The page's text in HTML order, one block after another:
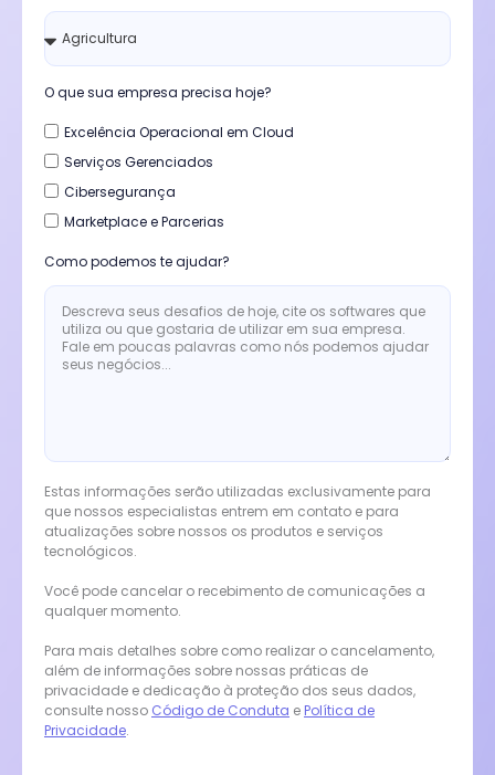
O que sua empresa precisa hoje?
Excelência Operacional em Cloud
Serviços Gerenciados
Cibersegurança
Marketplace e Parcerias
Como podemos te ajudar?
Estas informações serão utilizadas exclusivamente para
que nossos especialistas entrem em contato e para
atualizações sobre nossos os produtos e serviços
tecnológicos.
Você pode cancelar o recebimento de comunicações a
qualquer momento.
Para mais detalhes sobre como realizar o cancelamento,
além de informações sobre nossas práticas de
privacidade e dedicação à proteção dos seus dados,
consulte nosso Código de Conduta e Política de
Privacidade.